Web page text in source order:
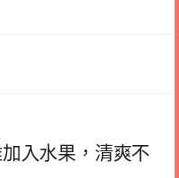
入水果，清爽不